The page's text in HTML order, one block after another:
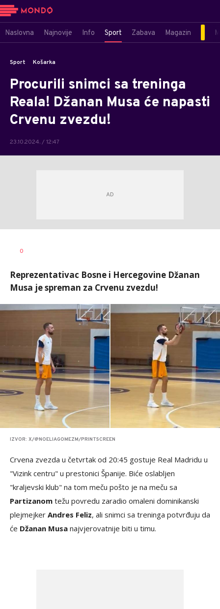
Naslovna Najnovije Info Sport Zabava Magazin
Sport Košarka
Procurili snimci sa treninga
Reala! Džanan Musa će napasti
Crvenu zvezdu!
23.10.2024. / 12:47
AUTOR
0
Reprezentativac Bosne i Hercegovine Džanan
Musa je spreman za Crvenu zvezdu!
IZVOR: X/@NOELIAGOMEZM/PRINTSCREEN
Crvena zvezda u četvrtak od 20:45 gostuje Real Madridu u
"Vizink centru" u prestonici Španije. Biće oslabljen
"kraljevski klub" na tom meču pošto je na meču sa
Partizanom težu povredu zaradio omaleni dominikanski
plejmejker Andres Feliz, ali snimci sa treninga potvrđuju da
će Džanan Musa najvjerovatnije biti u timu.